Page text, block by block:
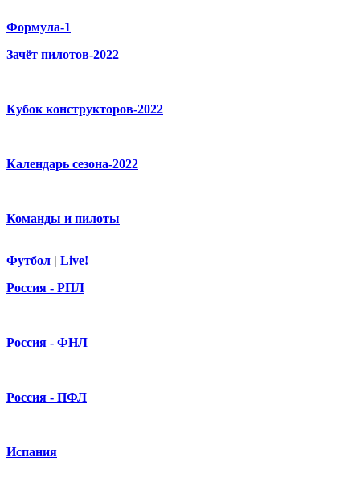
Формула-1
Зачёт пилотов-2022
Кубок конструкторов-2022
Календарь сезона-2022
Команды и пилоты
Футбол | Live!
Россия - РПЛ
Россия - ФНЛ
Россия - ПФЛ
Испания